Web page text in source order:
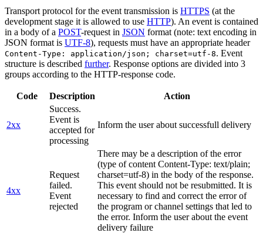
Transport protocol for the event transmission is HTTPS (at the
development stage it is allowed to use HTTP). An event is contained
in a body of a POST-request in JSON format (note: text encoding in
JSON format is UTF-8), requests must have an appropriate header
Content-Type: application/json; charset=utf-8. Event
structure is described further. Response options are divided into 3
groups according to the HTTP-response code.
Code Description Action
2xx
Success.
Event is
accepted for
processing
Inform the user about successfull delivery
4xx
Request
failed.
Event
rejected
There may be a description of the error
(type of content Content-Type: text/plain;
charset=utf-8) in the body of the response.
This event should not be resubmitted. It is
necessary to find and correct the error of
the program or channel settings that led to
the error. Inform the user about the event
delivery failure